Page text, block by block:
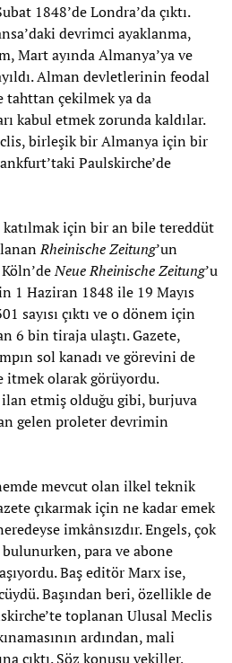
1848’de Londra’da çıktı.
devrimci ayaklanma,
Mart ayında Almanya’ya ve
Alman devletlerinin feodal
tahttan çekilmek ya da
kabul etmek zorunda kaldılar.
birleşik bir Almanya için bir
Paulskirche’de
katılmak için bir an bile tereddüt
Rheinische Zeitung’un
Neue Rheinische Zeitung’u
1 Haziran 1848 ile 19 Mayıs
sayısı çıktı ve o dönem için
6 bin tiraja ulaştı. Gazete,
sol kanadı ve görevini de
olarak görüyordu.
ilan etmiş olduğu gibi, burjuva
gelen proleter devrimin
mevcut olan ilkel teknik
çıkarmak için ne kadar emek
imkânsızdır. Engels, çok
bulunurken, para ve abone
Baş editör Marx ise,
Başından beri, özellikle de
toplanan Ulusal Meclis
ardından, mali
çıktı. Söz konusu vekiller,